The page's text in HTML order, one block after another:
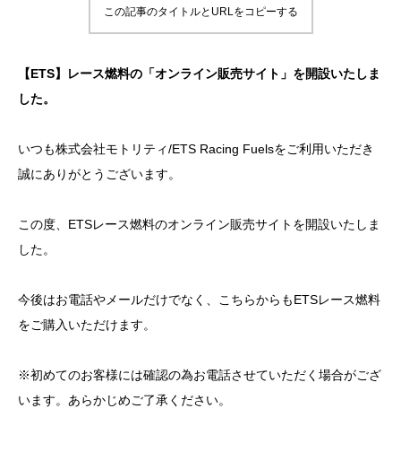
この記事のタイトルとURLをコピーする
【ETS】レース燃料の「オンライン販売サイト」を開設いたしま
した。
いつも株式会社モトリティ/ETS Racing Fuelsをご利用いただき
誠にありがとうございます。
この度、ETSレース燃料のオンライン販売サイトを開設いたしま
した。
今後はお電話やメールだけでなく、こちらからもETSレース燃料
をご購入いただけます。
※初めてのお客様には確認の為お電話させていただく場合がござ
います。あらかじめご了承ください。